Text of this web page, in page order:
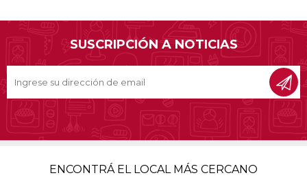
SUSCRIPCIÓN A NOTICIAS
ENCONTRÁ EL LOCAL MÁS CERCANO